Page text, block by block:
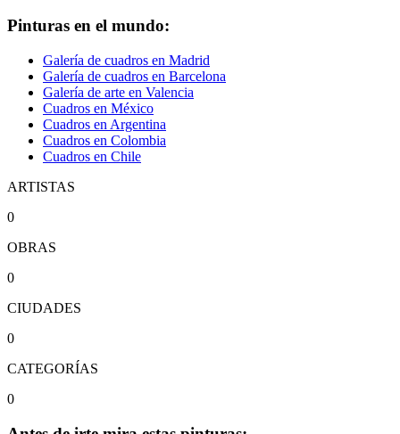
Pinturas en el mundo:
Galería de cuadros en Madrid
Galería de cuadros en Barcelona
Galería de arte en Valencia
Cuadros en México
Cuadros en Argentina
Cuadros en Colombia
Cuadros en Chile
ARTISTAS
0
OBRAS
0
CIUDADES
0
CATEGORÍAS
0